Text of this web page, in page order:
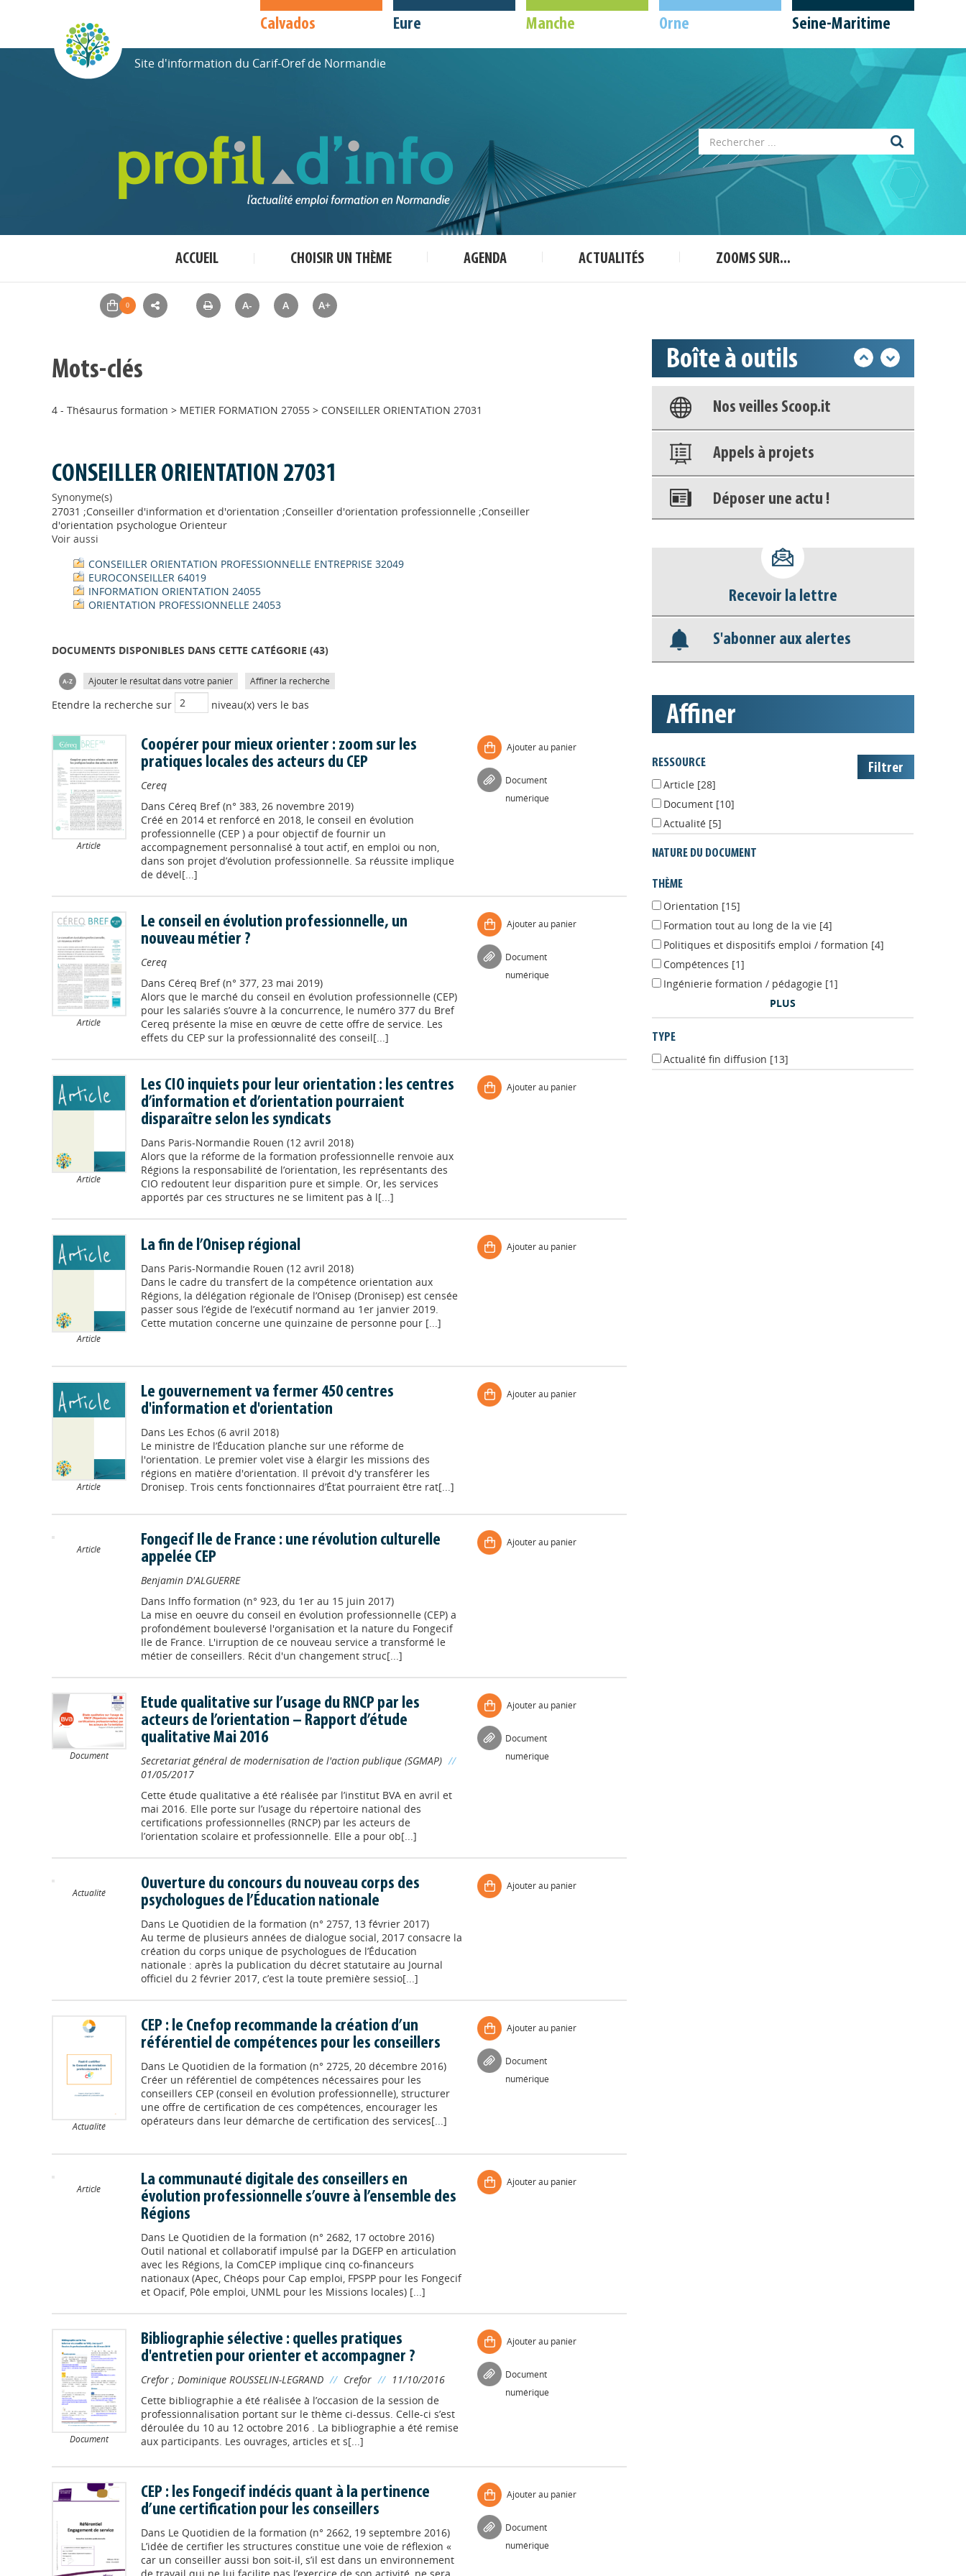
Calvados Eure Manche Orne Seine-Maritime
Site d'information du Carif-Oref de Normandie
ACCUEIL CHOISIR UN THÈME AGENDA ACTUALITÉS ZOOMS SUR...
A- A A+
Mots-clés
4 - Thésaurus formation > METIER FORMATION 27055 > CONSEILLER ORIENTATION 27031
CONSEILLER ORIENTATION 27031
Synonyme(s)
27031 ;Conseiller d'information et d'orientation ;Conseiller d'orientation professionnelle ;Conseiller
d'orientation psychologue Orienteur
Voir aussi
CONSEILLER ORIENTATION PROFESSIONNELLE ENTREPRISE 32049
EUROCONSEILLER 64019
INFORMATION ORIENTATION 24055
ORIENTATION PROFESSIONNELLE 24053
DOCUMENTS DISPONIBLES DANS CETTE CATÉGORIE (43)
Ajouter le résultat dans votre panier Affiner la recherche
Etendre la recherche sur niveau(x) vers le bas
Article
Coopérer pour mieux orienter : zoom sur les
pratiques locales des acteurs du CEP
Cereq
Dans Céreq Bref (n° 383, 26 novembre 2019)
Créé en 2014 et renforcé en 2018, le conseil en évolution
professionnelle (CEP ) a pour objectif de fournir un
accompagnement personnalisé à tout actif, en emploi ou non,
dans son projet d’évolution professionnelle. Sa réussite implique
de dével[...]
Ajouter au panier
Document
numérique
Article
Le conseil en évolution professionnelle, un
nouveau métier ?
Cereq
Dans Céreq Bref (n° 377, 23 mai 2019)
Alors que le marché du conseil en évolution professionnelle (CEP)
pour les salariés s’ouvre à la concurrence, le numéro 377 du Bref
Cereq présente la mise en œuvre de cette offre de service. Les
effets du CEP sur la professionnalité des conseil[...]
Ajouter au panier
Document
numérique
Article
Les CIO inquiets pour leur orientation : les centres
d’information et d’orientation pourraient
disparaître selon les syndicats
Dans Paris-Normandie Rouen (12 avril 2018)
Alors que la réforme de la formation professionnelle renvoie aux
Régions la responsabilité de l’orientation, les représentants des
CIO redoutent leur disparition pure et simple. Or, les services
apportés par ces structures ne se limitent pas à l[...]
Ajouter au panier
Article
La fin de l’Onisep régional
Dans Paris-Normandie Rouen (12 avril 2018)
Dans le cadre du transfert de la compétence orientation aux
Régions, la délégation régionale de l’Onisep (Dronisep) est censée
passer sous l’égide de l’exécutif normand au 1er janvier 2019.
Cette mutation concerne une quinzaine de personne pour [...]
Ajouter au panier
Article
Le gouvernement va fermer 450 centres
d'information et d'orientation
Dans Les Echos (6 avril 2018)
Le ministre de l’Éducation planche sur une réforme de
l'orientation. Le premier volet vise à élargir les missions des
régions en matière d'orientation. Il prévoit d'y transférer les
Dronisep. Trois cents fonctionnaires d’État pourraient être rat[...]
Ajouter au panier
Article
Fongecif Ile de France : une révolution culturelle
appelée CEP
Benjamin D'ALGUERRE
Dans Inffo formation (n° 923, du 1er au 15 juin 2017)
La mise en oeuvre du conseil en évolution professionnelle (CEP) a
profondément bouleversé l'organisation et la nature du Fongecif
Ile de France. L'irruption de ce nouveau service a transformé le
métier de conseillers. Récit d'un changement struc[...]
Ajouter au panier
Document
Etude qualitative sur l’usage du RNCP par les
acteurs de l’orientation – Rapport d’étude
qualitative Mai 2016
Secretariat général de modernisation de l'action publique (SGMAP) //
01/05/2017
Cette étude qualitative a été réalisée par l’institut BVA en avril et
mai 2016. Elle porte sur l’usage du répertoire national des
certifications professionnelles (RNCP) par les acteurs de
l’orientation scolaire et professionnelle. Elle a pour ob[...]
Ajouter au panier
Document
numérique
Actualité
Ouverture du concours du nouveau corps des
psychologues de l’Éducation nationale
Dans Le Quotidien de la formation (n° 2757, 13 février 2017)
Au terme de plusieurs années de dialogue social, 2017 consacre la
création du corps unique de psychologues de l’Éducation
nationale : après la publication du décret statutaire au Journal
officiel du 2 février 2017, c’est la toute première sessio[...]
Ajouter au panier
Actualité
CEP : le Cnefop recommande la création d’un
référentiel de compétences pour les conseillers
Dans Le Quotidien de la formation (n° 2725, 20 décembre 2016)
Créer un référentiel de compétences nécessaires pour les
conseillers CEP (conseil en évolution professionnelle), structurer
une offre de certification de ces compétences, encourager les
opérateurs dans leur démarche de certification des services[...]
Ajouter au panier
Document
numérique
Article
La communauté digitale des conseillers en
évolution professionnelle s’ouvre à l’ensemble des
Régions
Dans Le Quotidien de la formation (n° 2682, 17 octobre 2016)
Outil national et collaboratif impulsé par la DGEFP en articulation
avec les Régions, la ComCEP implique cinq co-financeurs
nationaux (Apec, Chéops pour Cap emploi, FPSPP pour les Fongecif
et Opacif, Pôle emploi, UNML pour les Missions locales) [...]
Ajouter au panier
Document
Bibliographie sélective : quelles pratiques
d'entretien pour orienter et accompagner ?
Crefor; Dominique ROUSSELIN-LEGRAND // Crefor // 11/10/2016
Cette bibliographie a été réalisée à l’occasion de la session de
professionnalisation portant sur le thème ci-dessus. Celle-ci s’est
déroulée du 10 au 12 octobre 2016 . La bibliographie a été remise
aux participants. Les ouvrages, articles et s[...]
Ajouter au panier
Document
numérique
CEP : les Fongecif indécis quant à la pertinence
d’une certification pour les conseillers
Dans Le Quotidien de la formation (n° 2662, 19 septembre 2016)
L’idée de certifier les structures constitue une voie de réflexion «
car un conseiller aussi bon soit-il, s’il est dans un environnement
Ajouter au panier
Document
numérique
Boîte à outils
Appels à projets
Déposer une actu !
Accéder à son compte - (Se
Base documentaire
Nos veilles Scoop.it
Appels à projets
Déposer une actu !
Accéder à son compte - (Se
Base documentaire
Nos veilles Scoop.it
Appels à projets
affiner
RESSOURCE
Article
Document[10]
Actualité[5]
THÈME
Orientation
Formation tout au long de la vie [4]
Politiques et dispositifs emploi / formation
Compétences
Ingénierie formation / pédagogie
PLUS
TYPE
Actualité fin diffusion[13]